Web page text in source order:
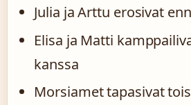
Julia ja Arttu erosivat
Elisa ja Matti
kanssa
Morsiamet tapasivat